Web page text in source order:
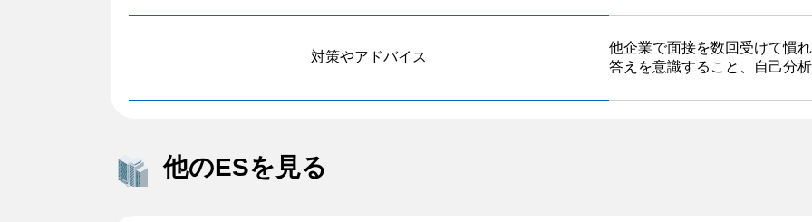
対策やアドバイス
他企業で面接を数回受けて慣
答えを意識すること、自己分
他のESを見る